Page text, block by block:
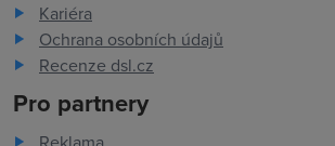
Kariéra
Ochrana osobních údajů
Recenze dsl.cz
Pro partnery